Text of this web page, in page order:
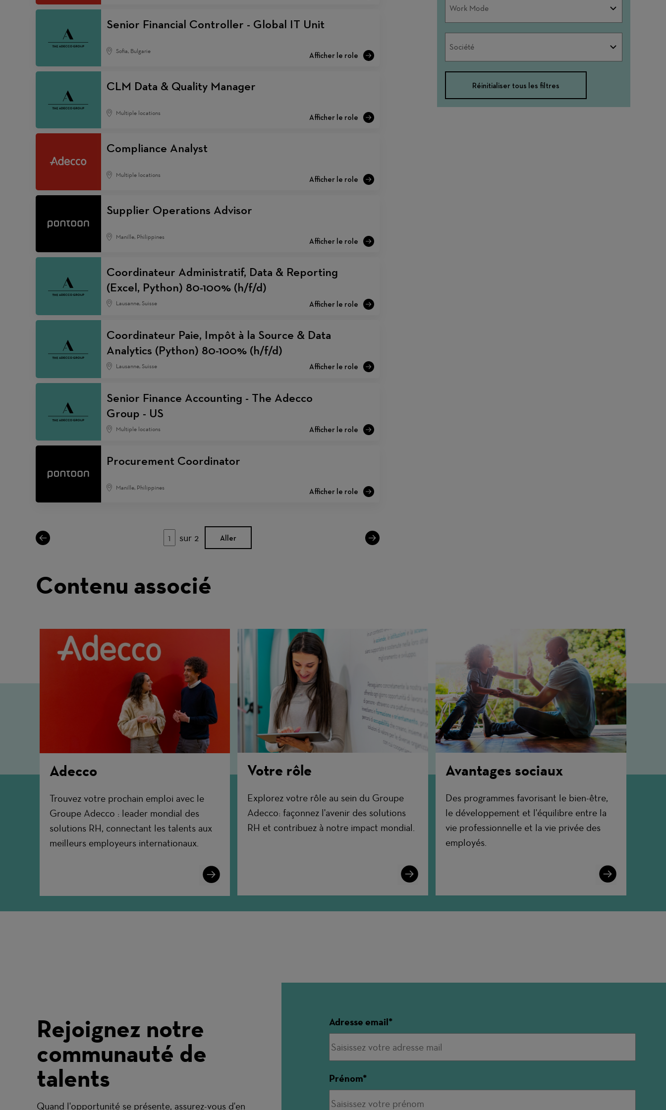
Senior Financial Controller - Global IT Unit
Sofia, Bulgarie
CLM Data & Quality Manager
Multiple locations
Compliance Analyst
Multiple locations
Supplier Operations Advisor
Manille, Philippines
Coordinateur Administratif, Data & Reporting
(Excel, Python) 80-100% (h/f/d)
Lausanne, Suisse
Coordinateur Paie, Impôt à la Source & Data
Analytics (Python) 80-100% (h/f/d)
Lausanne, Suisse
Senior Finance Accounting - The Adecco
Group - US
Multiple locations
Procurement Coordinator
Manille, Philippines
Page
sur 2 Aller
Work Mode
Société
Réinitialiser tous les filtres
Contenu associé
Adecco
Trouvez votre prochain emploi avec le
Groupe Adecco : leader mondial des
solutions RH, connectant les talents aux
meilleurs employeurs internationaux.
Learn
More
Votre rôle
Explorez votre rôle au sein du Groupe
Adecco: façonnez l'avenir des solutions
RH et contribuez à notre impact mondial.
Learn
More
Avantages sociaux
Des programmes favorisant le bien-être,
le développement et l'équilibre entre la
vie professionnelle et la vie privée des
employés.
Learn
More
Rejoignez notre
communauté de
talents
Quand l'opportunité se présente, assurez-vous d'en
Adresse email
Prénom